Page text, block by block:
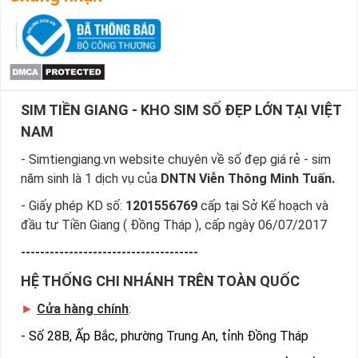
Bước 4 : Khi đã chọn được số ưng ý, bạn chọn “Đặt
mua” và điền các thông tin cá nhân của bạn.
Sau khi nhận được đơn đặt hàng của bạn, nhân viên sẽ gọi
điện và chốt đơn và gửi sim về theo địa chỉ của bạn.
được sim số đẹp giá rẻ, sim giảm giá gọi ngay vào
Hotline:0981.63.63.63 để đặt mua sim, hoặc có thể đến trực
SIM TIỀN GIANG - KHO SIM SỐ ĐẸP LỚN TẠI VIỆT
NAM
- Simtiengiang.vn website chuyên về số đẹp giá rẻ - sim
năm sinh là 1 dịch vụ của DNTN Viễn Thông Minh Tuấn.
- Giấy phép KD số: 1201556769 cấp tại Sở Kế hoạch và
đầu tư Tiền Giang ( Đồng Tháp ), cấp ngày 06/07/2017
-------------------------------------
HỆ THỐNG CHI NHÁNH TRÊN TOÀN QUỐC
► Cửa hàng chính:
- Số 28B, Ấp Bắc, phường Trung An, tỉnh Đồng Tháp